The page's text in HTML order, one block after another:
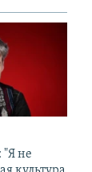
не